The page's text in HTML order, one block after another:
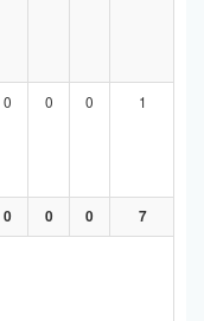
0 0 0 1
0 0 0 7